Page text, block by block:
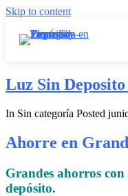
Skip to content
Luz Sin
In Sin categoría Posted
Ahorre en
Grandes ahorros
depósito.